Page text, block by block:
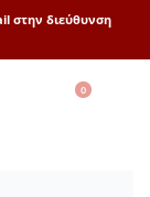
στην διεύθυνση
0